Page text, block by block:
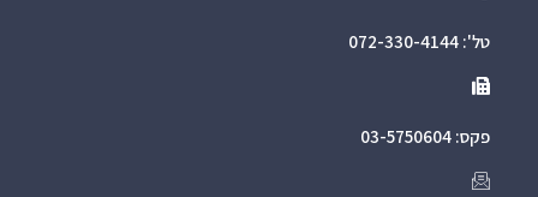
טל': 072-330-4144
פקס: 03-5750604